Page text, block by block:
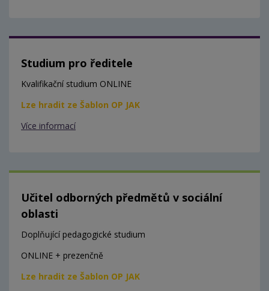
Studium pro ředitele
Kvalifikační studium ONLINE
Lze hradit ze Šablon OP JAK
Více informací
Učitel odborných předmětů v sociální
oblasti
Doplňující pedagogické studium
ONLINE + prezenčně
Lze hradit ze Šablon OP JAK